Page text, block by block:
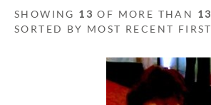
SHOWING 13 OF MORE THAN 13
SORTED BY MOST RECENT FIRST